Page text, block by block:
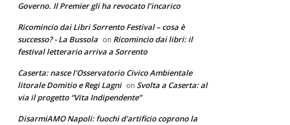
Governo. Il Premier gli ha revocato l’incarico
Ricomincio dai Libri Sorrento Festival – cosa è
successo? - La Bussola on Ricomincio dai libri: il
festival letterario arriva a Sorrento
Caserta: nasce l'Osservatorio Civico Ambientale
litorale Domitio e Regi Lagni on Svolta a Caserta: al
via il progetto “Vita Indipendente”
DisarmiAMO Napoli: fuochi d'artificio coprono la